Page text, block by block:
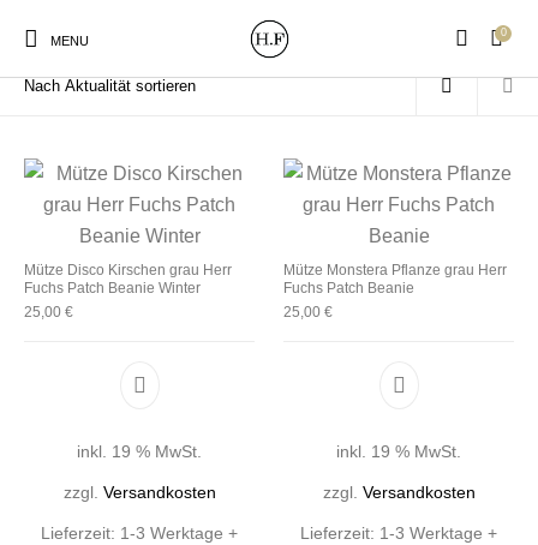
MENU
0
New Products On Sale! Geschirrtücher
Poster&Notizbücher
für den Kopf
Start / Produkte verschlagwortet mit „Beenie“
Mütze Disco Kirschen grau Herr
Fuchs Patch Beanie Winter
25,00 €
inkl. 19 % MwSt.
zzgl. Versandkosten
Lieferzeit: 1-3 Werktage +
Mütze Monstera Pflanze grau Herr
Fuchs Patch Beanie
25,00 €
inkl. 19 % MwSt.
zzgl. Versandkosten
Lieferzeit: 1-3 Werktage +